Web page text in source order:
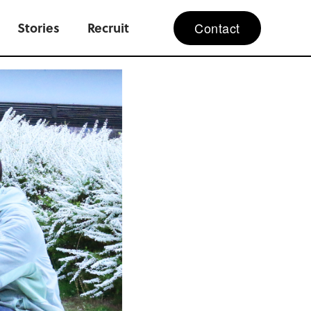
Stories Recruit Contact